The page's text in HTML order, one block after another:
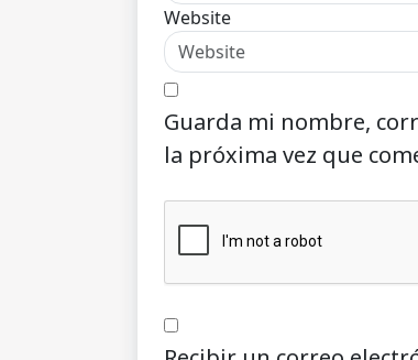
Website
Guarda mi nombre,
la próxima vez que